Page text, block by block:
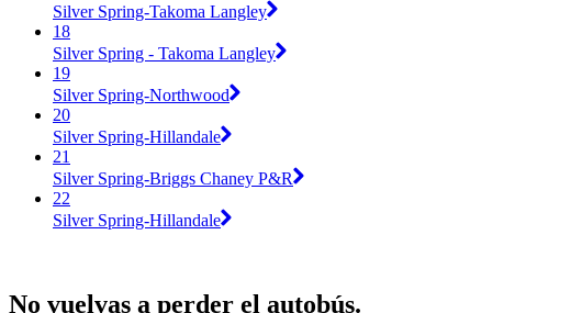
Silver Spring-Takoma Langley
18
Silver Spring - Takoma Langley
19
Silver Spring-Northwood
20
Silver Spring-Hillandale
21
Silver Spring-Briggs Chaney P&R
22
Silver Spring-Hillandale
No vuelvas a perder el autobús.